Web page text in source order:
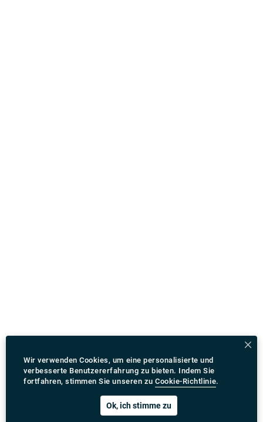
Wir verwenden Cookies, um eine personalisierte und
verbesserte Benutzererfahrung zu bieten. Indem Sie
fortfahren, stimmen Sie unseren zu Cookie-Richtlinie.
Ok, ich stimme zu